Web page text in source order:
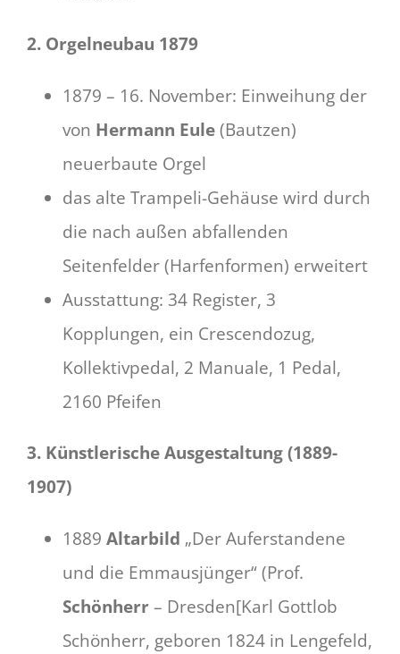
2. Orgelneubau 1879
1879 – 16. November: Einweihung der
von Hermann Eule(Bautzen)
neuerbaute Orgel
das alte Trampeli-Gehäuse wird durch
die nach außen abfallenden
Seitenfelder (Harfenformen) erweitert
Ausstattung: 34 Register, 3
Kopplungen, ein Crescendozug,
Kollektivpedal, 2 Manuale, 1 Pedal,
2160 Pfeifen
3. Künstlerische Ausgestaltung (1889-
1907)
1889 Altarbild „Der Auferstandene
und die Emmausjünger“ (Prof.
Schönherr– Dresden[Karl Gottlob
Schönherr, geboren 1824 in Lengefeld,